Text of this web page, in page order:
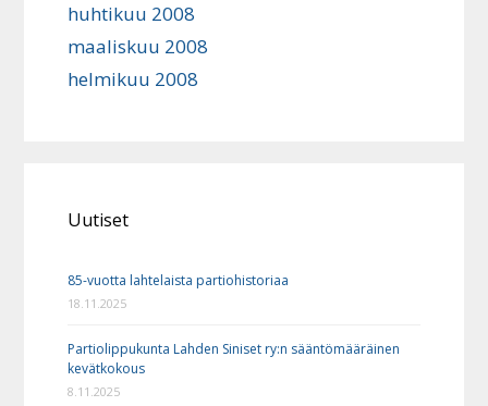
huhtikuu 2008
maaliskuu 2008
helmikuu 2008
Uutiset
85-vuotta lahtelaista partiohistoriaa
18.11.2025
Partiolippukunta Lahden Siniset ry:n sääntömääräinen
kevätkokous
8.11.2025